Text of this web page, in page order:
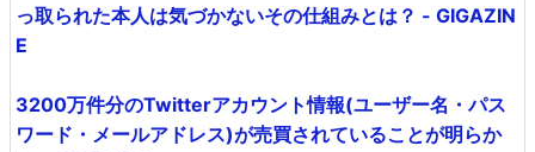
っ取られた本人は気づかないその仕組みとは？ - GIGAZIN
E
3200万件分のTwitterアカウント情報(ユーザー名・パス
ワード・メールアドレス)が売買されていることが明らか